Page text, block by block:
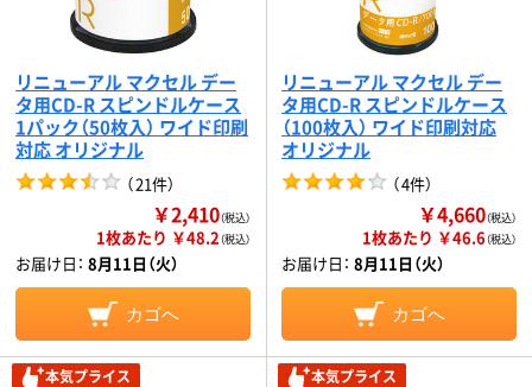
リニューアル マクセル デー
タ用CD-R スピンドルケース
1パック（50枚入） ワイド印刷
対応 オリジナル
（21件）
￥2,410（税込）
1枚あたり ￥48.2（税込）
お届け日： 8月11日（火）
カゴへ
リニューアル マクセル デー
タ用CD-R スピンドルケース
（100枚入） ワイド印刷対応
オリジナル
（4件）
￥4,660（税込）
1枚あたり ￥46.6（税込）
お届け日： 8月11日（火）
カゴへ
本気プライス 本気プライス